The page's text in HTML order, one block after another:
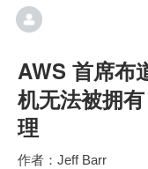
AWS 首席布
机无法被拥
理
Jeff Barr